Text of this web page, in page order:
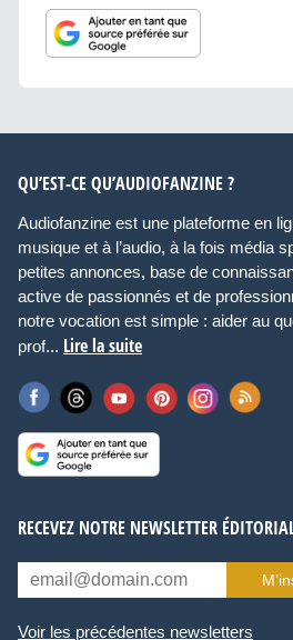
QU’EST-CE QU’AUDIOFANZINE ?
Audiofanzine est une plateforme en
musique et à l’audio, à la fois média
petites annonces, base de
active de passionnés et de
notre vocation est simple : aider au
prof... Lire la suite
RECEVEZ NOTRE NEWSLETTER
Voir les précédentes newsletters